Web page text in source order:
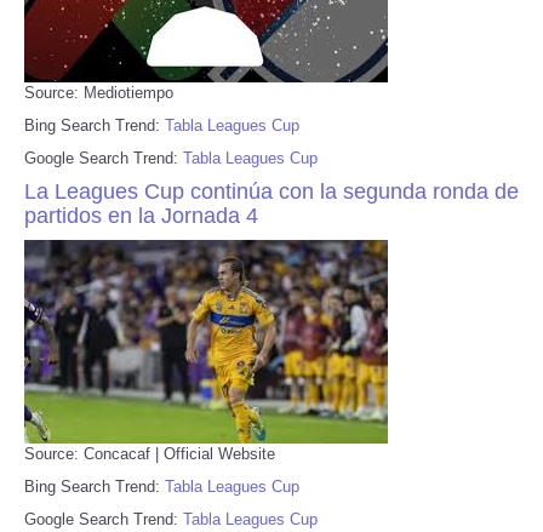
Source: Mediotiempo
Bing Search Trend: Tabla Leagues Cup
Google Search Trend: Tabla Leagues Cup
La Leagues Cup continúa con la segunda ronda de
partidos en la Jornada 4
Source: Concacaf | Official Website
Bing Search Trend: Tabla Leagues Cup
Google Search Trend: Tabla Leagues Cup